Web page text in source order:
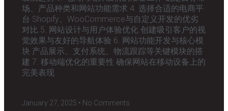
场、产品种类和网站功能需求 4. 选择合适的电商平
台 Shopify、WooCommerce与自定义开发的优劣
对比 5. 网站设计与用户体验优化 创建吸引客户的视
觉效果与友好的导航体验 6. 网站功能开发与核心模
块 产品展示、支付系统、物流跟踪等关键模块的搭
建 7. 移动端优化的重要性 确保网站在移动设备上的
完美表现
January 27, 2025 No Comments